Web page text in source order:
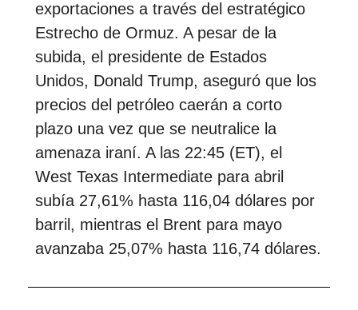
exportaciones a través del estratégico
Estrecho de Ormuz. A pesar de la
subida, el presidente de Estados
Unidos, Donald Trump, aseguró que los
precios del petróleo caerán a corto
plazo una vez que se neutralice la
amenaza iraní. A las 22:45 (ET), el
West Texas Intermediate para abril
subía 27,61% hasta 116,04 dólares por
barril, mientras el Brent para mayo
avanzaba 25,07% hasta 116,74 dólares.